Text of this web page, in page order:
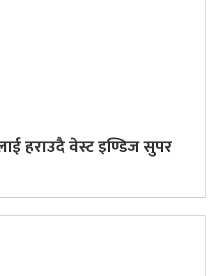
हराउदै वेस्ट इण्डिज सुपर